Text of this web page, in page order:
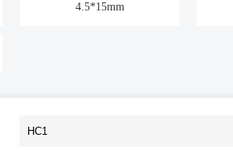
4.5*15mm